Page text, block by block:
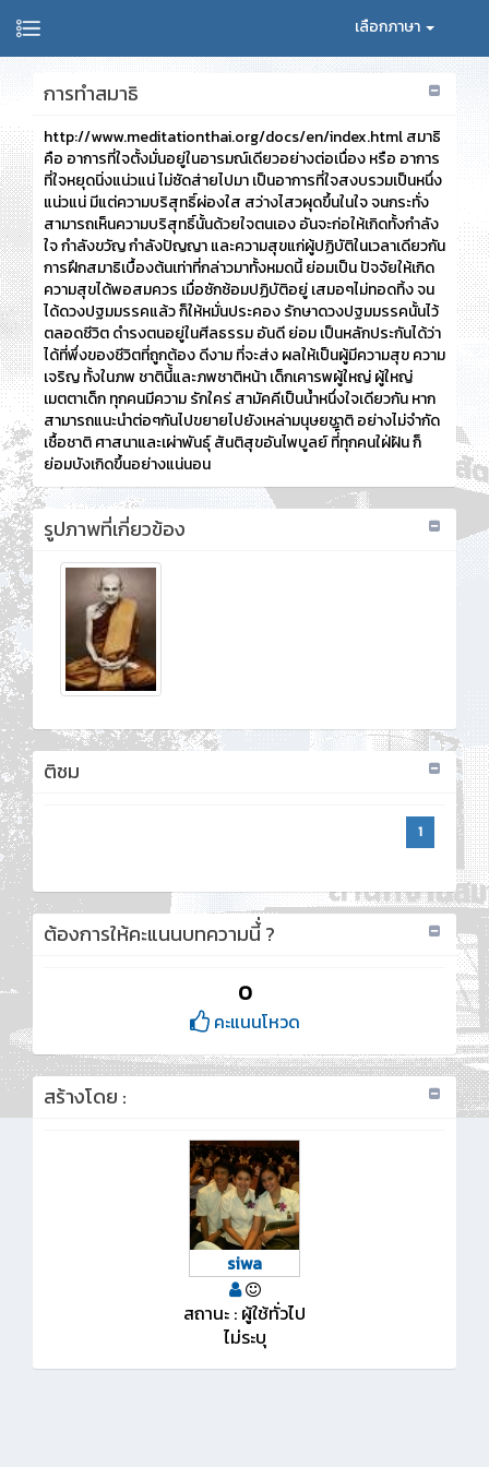
เลือกภาษา
การทำสมาธิ
http://www.meditationthai.org/docs/en/index.html สมาธิ
คือ อาการที่ใจตั้งมั่นอยู่ในอารมณ์เดียวอย่างต่อเนื่อง หรือ อาการ
ที่ใจหยุดนิ่งแน่วแน่ ไม่ซัดส่ายไปมา เป็นอาการที่ใจสงบรวมเป็นหนึ่ง
แน่วแน่ มีแต่ความบริสุทธิ์ผ่องใส สว่างไสวผุดขึ้นในใจ จนกระทั่ง
สามารถเห็นความบริสุทธิ์นั้นด้วยใจตนเอง อันจะก่อให้เกิดทั้งกำลัง
ใจ กำลังขวัญ กำลังปัญญา และความสุขแก่ผู้ปฏิบัติในเวลาเดียวกัน
การฝึกสมาธิเบื้องต้นเท่าที่กล่าวมาทั้งหมดนี้ ย่อมเป็น ปัจจัยให้เกิด
ความสุขได้พอสมควร เมื่อซักซ้อมปฏิบัติอยู่ เสมอๆไม่ทอดทิ้ง จน
ได้ดวงปฐมมรรคแล้ว ก็ให้หมั่นประคอง รักษาดวงปฐมมรรคนั้นไว้
ตลอดชีวิต ดำรงตนอยู่ในศีลธรรม อันดี ย่อม เป็นหลักประกันได้ว่า
ได้ที่พึ่งของชีวิตที่ถูกต้อง ดีงาม ที่จะส่ง ผลให้เป็นผู้มีความสุข ความ
เจริญ ทั้งในภพ ชาตินี้้และภพชาติหน้า เด็กเคารพผู้ใหญ่ ผู้ใหญ่
เมตตาเด็ก ทุกคนมีความ รักใคร่ สามัคคีเป็นน้ำหนึ่งใจเดียวกัน หาก
สามารถแนะนำต่อๆกันไปขยายไปยังเหล่ามนุษยชาติ อย่างไม่จำกัด
เชื้อชาติ ศาสนาและเผ่าพันธุ์ สันติสุขอันไพบูลย์ ที่์ี่ทุกคนใฝ่ฝัน ก็
ย่อมบังเกิดขึ้นอย่างแน่นอน
รูปภาพที่เกี่ยวข้อง
ติชม
1
ต้องการให้คะแนนบทความนี้่ ?
0
คะแนนโหวด
สร้างโดย :
siwa
สถานะ : ผู้ใช้ทั่วไป
ไม่ระบุ